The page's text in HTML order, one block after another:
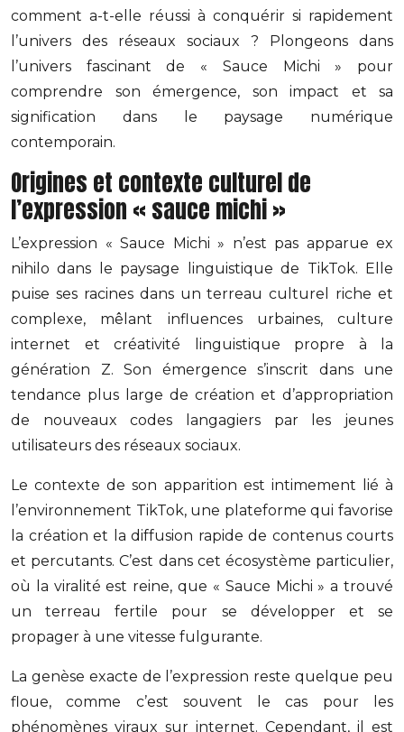
comment a-t-elle réussi à conquérir si rapidement
l’univers des réseaux sociaux ? Plongeons dans
l’univers fascinant de « Sauce Michi » pour
comprendre son émergence, son impact et sa
signification dans le paysage numérique
contemporain.
Origines et contexte culturel de
l’expression « sauce michi »
L’expression « Sauce Michi » n’est pas apparue ex
nihilo dans le paysage linguistique de TikTok. Elle
puise ses racines dans un terreau culturel riche et
complexe, mêlant influences urbaines, culture
internet et créativité linguistique propre à la
génération Z. Son émergence s’inscrit dans une
tendance plus large de création et d’appropriation
de nouveaux codes langagiers par les jeunes
utilisateurs des réseaux sociaux.
Le contexte de son apparition est intimement lié à
l’environnement TikTok, une plateforme qui favorise
la création et la diffusion rapide de contenus courts
et percutants. C’est dans cet écosystème particulier,
où la viralité est reine, que « Sauce Michi » a trouvé
un terreau fertile pour se développer et se
propager à une vitesse fulgurante.
La genèse exacte de l’expression reste quelque peu
floue, comme c’est souvent le cas pour les
phénomènes viraux sur internet. Cependant, il est